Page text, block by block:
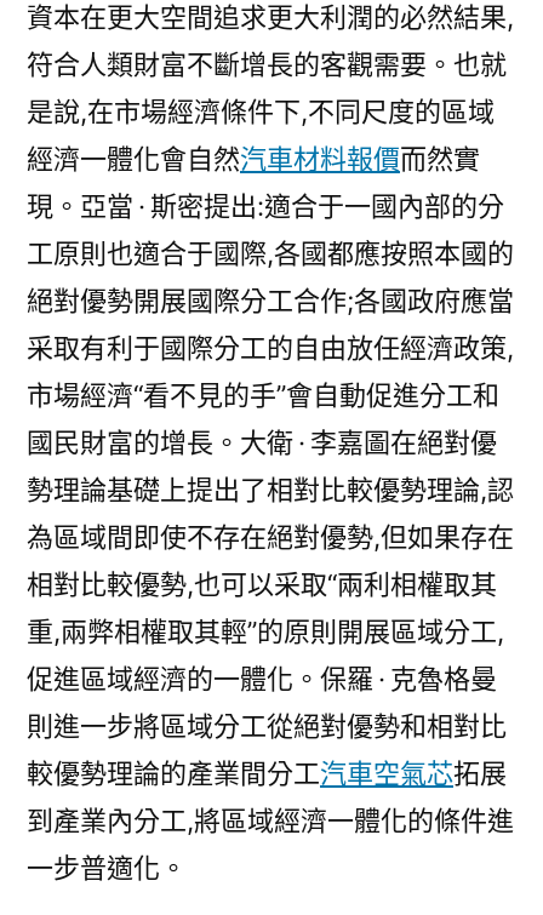
資本在更大空間追求更大利潤的必然結果,
符合人類財富不斷增長的客觀需要。也就
是說,在市場經濟條件下,不同尺度的區域
經濟一體化會自然汽車材料報價而然實
現。亞當 · 斯密提出:適合于一國內部的分
工原則也適合于國際,各國都應按照本國的
絕對優勢開展國際分工合作;各國政府應當
采取有利于國際分工的自由放任經濟政策,
市場經濟“看不見的手”會自動促進分工和
國民財富的增長。大衛 · 李嘉圖在絕對優
勢理論基礎上提出了相對比較優勢理論,認
為區域間即使不存在絕對優勢,但如果存在
相對比較優勢,也可以采取“兩利相權取其
重,兩弊相權取其輕”的原則開展區域分工,
促進區域經濟的一體化。保羅 · 克魯格曼
則進一步將區域分工從絕對優勢和相對比
較優勢理論的產業間分工汽車空氣芯拓展
到產業內分工,將區域經濟一體化的條件進
一步普適化。